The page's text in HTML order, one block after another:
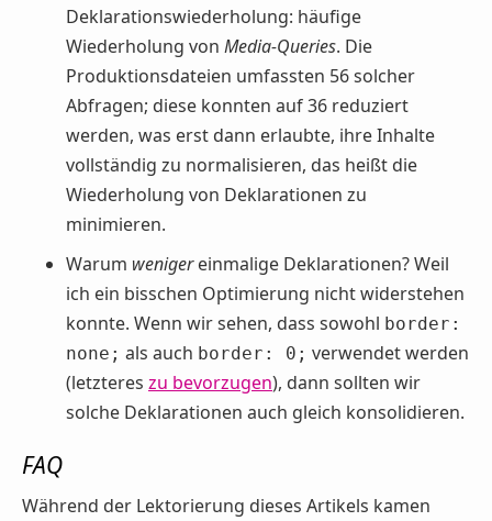
Deklarationswiederholung: häufige
Wiederholung von Media-Queries. Die
Produktionsdateien umfassten 56 solcher
Abfragen; diese konnten auf 36 reduziert
werden, was erst dann erlaubte, ihre Inhalte
vollständig zu normalisieren, das heißt die
Wiederholung von Deklarationen zu
minimieren.
Warum wenigereinmalige Deklarationen? Weil
ich ein bisschen Optimierung nicht widerstehen
konnte. Wenn wir sehen, dass sowohl border:
none; als auch border: 0; verwendet werden
(letzteres zu bevorzugen), dann sollten wir
solche Deklarationen auch gleich konsolidieren.
FAQ
Während der Lektorierung dieses Artikels kamen